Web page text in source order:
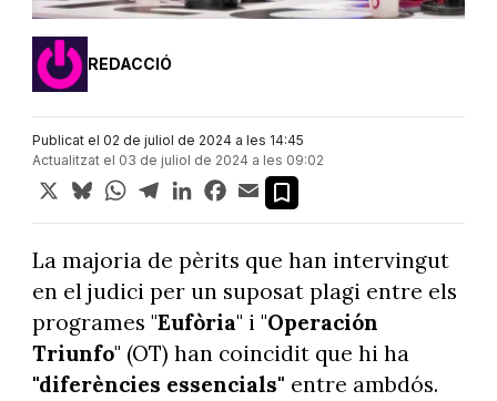
REDACCIÓ
Publicat el 02 de juliol de 2024 a les 14:45
Actualitzat el 03 de juliol de 2024 a les 09:02
X BlueskyWhatsApp
TelegramLinkedInFacebook
Email
La majoria de pèrits que han intervingut
en el judici per un suposat plagi entre els
programes "Eufòria" i "Operación
Triunfo" (OT) han coincidit que hi ha
"diferències essencials" entre ambdós.